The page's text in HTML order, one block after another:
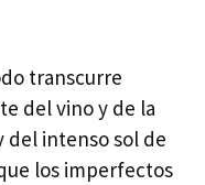
transcurre
del vino y de la
del intenso sol de
los imperfectos